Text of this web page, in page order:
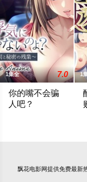
1集全 7.0
你的嘴不会骗
人吧？
1
飘花电影网提供免费最新